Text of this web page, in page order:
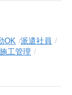
OK
派遣社員
工管理